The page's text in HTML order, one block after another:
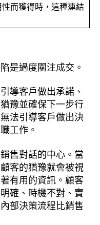
而獲得時，這種連結
是過度關注成交。
導客戶做出承諾、
豫並確保下一步行
法引導客戶做出決
工作。
售對話的中心。當
客的猶豫就會被視
有用的資訊。顧客
確、時機不對、實
部決策流程比銷售